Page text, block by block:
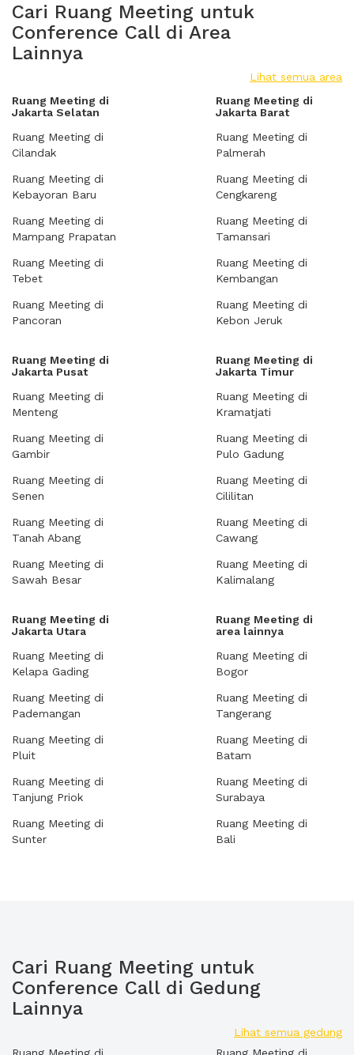
Cari Ruang Meeting untuk
Conference Call di Area
Lainnya
Lihat semua area
Ruang Meeting di
Jakarta Selatan
Ruang Meeting di
Cilandak
Ruang Meeting di
Kebayoran Baru
Ruang Meeting di
Mampang Prapatan
Ruang Meeting di
Tebet
Ruang Meeting di
Pancoran
Ruang Meeting di
Jakarta Barat
Ruang Meeting di
Palmerah
Ruang Meeting di
Cengkareng
Ruang Meeting di
Tamansari
Ruang Meeting di
Kembangan
Ruang Meeting di
Kebon Jeruk
Ruang Meeting di
Jakarta Pusat
Ruang Meeting di
Menteng
Ruang Meeting di
Gambir
Ruang Meeting di
Senen
Ruang Meeting di
Tanah Abang
Ruang Meeting di
Sawah Besar
Ruang Meeting di
Jakarta Timur
Ruang Meeting di
Kramatjati
Ruang Meeting di
Pulo Gadung
Ruang Meeting di
Cililitan
Ruang Meeting di
Cawang
Ruang Meeting di
Kalimalang
Ruang Meeting di
Jakarta Utara
Ruang Meeting di
Kelapa Gading
Ruang Meeting di
Pademangan
Ruang Meeting di
Pluit
Ruang Meeting di
Tanjung Priok
Ruang Meeting di
Sunter
Ruang Meeting di
area lainnya
Ruang Meeting di
Bogor
Ruang Meeting di
Tangerang
Ruang Meeting di
Batam
Ruang Meeting di
Surabaya
Ruang Meeting di
Bali
Cari Ruang Meeting untuk
Conference Call di Gedung
Lainnya
Lihat semua gedung